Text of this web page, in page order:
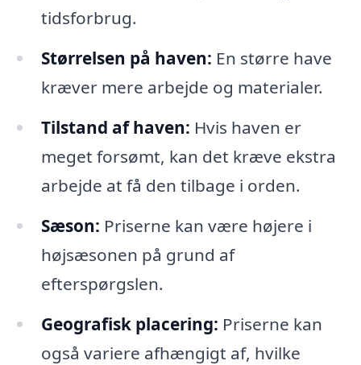
tidsforbrug.
Størrelsen på haven: En større have
kræver mere arbejde og materialer.
Tilstand af haven: Hvis haven er
meget forsømt, kan det kræve ekstra
arbejde at få den tilbage i orden.
Sæson: Priserne kan være højere i
højsæsonen på grund af
efterspørgslen.
Geografisk placering: Priserne kan
også variere afhængigt af, hvilke